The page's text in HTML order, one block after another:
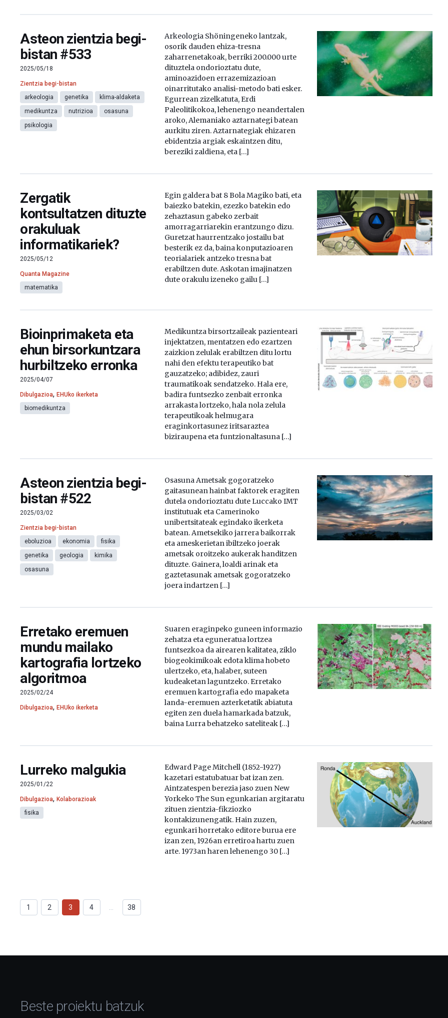
Asteon zientzia begi-
bistan #533
2025/05/18
Zientzia begi-bistan
arkeologia
genetika
klima-aldaketa
medikuntza
nutrizioa
osasuna
psikologia
Arkeologia Shöningeneko lantzak,
osorik dauden ehiza-tresna
zaharrenetakoak, berriki 200.000 urte
dituztela ondorioztatu dute,
aminoazidoen errazemizazioan
oinarritutako analisi-metodo bati esker.
Egurrean zizelkatuta, Erdi
Paleolitikokoa, lehenengo neandertalen
aroko, Alemaniako aztarnategi batean
aurkitu ziren. Aztarnategiak ehizaren
ebidentzia argiak eskaintzen ditu,
bereziki zaldiena, eta […]
Zergatik
kontsultatzen dituzte
orakuluak
informatikariek?
2025/05/12
Quanta Magazine
matematika
Egin galdera bat 8 Bola Magiko bati, eta
baiezko batekin, ezezko batekin edo
zehaztasun gabeko zerbait
amorragarriarekin erantzungo dizu.
Guretzat haurrentzako jostailu bat
besterik ez da, baina konputazioaren
teorialariek antzeko tresna bat
erabiltzen dute. Askotan imajinatzen
dute orakulu izeneko gailu […]
Bioinprimaketa eta
ehun birsorkuntzara
hurbiltzeko erronka
2025/04/07
Dibulgazioa,EHUko ikerketa
biomedikuntza
Medikuntza birsortzaileak pazienteari
injektatzen, mentatzen edo ezartzen
zaizkion zelulak erabiltzen ditu lortu
nahi den efektu terapeutiko bat
gauzatzeko; adibidez, zauri
traumatikoak sendatzeko. Hala ere,
badira funtsezko zenbait erronka
arrakasta lortzeko, hala nola zelula
terapeutikoak helmugara
eraginkortasunez iritsaraztea
biziraupena eta funtzionaltasuna […]
Asteon zientzia begi-
bistan #522
2025/03/02
Zientzia begi-bistan
eboluzioa
ekonomia
fisika
genetika
geologia
kimika
osasuna
Osasuna Ametsak gogoratzeko
gaitasunean hainbat faktorek eragiten
dutela ondorioztatu dute Luccako IMT
institutuak eta Camerinoko
unibertsitateak egindako ikerketa
batean. Ametsekiko jarrera baikorrak
eta ameskerietan ibiltzeko joerak
ametsak oroitzeko aukerak handitzen
dituzte. Gainera, loaldi arinak eta
gaztetasunak ametsak gogoratzeko
joera indartzen […]
Erretako eremuen
mundu mailako
kartografia lortzeko
algoritmoa
2025/02/24
Dibulgazioa,EHUko ikerketa
Suaren eraginpeko guneen informazio
zehatza eta eguneratua lortzea
funtsezkoa da airearen kalitatea, ziklo
biogeokimikoak edota klima hobeto
ulertzeko, eta, halaber, suteen
kudeaketan laguntzeko. Erretako
eremuen kartografia edo mapaketa
landa-eremuen azterketatik abiatuta
egiten zen duela hamarkada batzuk,
baina Lurra behatzeko sateliteak […]
Lurreko malgukia
2025/01/22
Dibulgazioa,Kolaborazioak
fisika
Edward Page Mitchell (1852-1927)
kazetari estatubatuar bat izan zen.
Aintzatespen berezia jaso zuen New
Yorkeko The Sun egunkarian argitaratu
zituen zientzia-fikziozko
kontakizunengatik. Hain zuzen,
egunkari horretako editore burua ere
izan zen, 1926an erretiroa hartu zuen
arte. 1973an haren lehenengo 30 […]
1 2 3 4 38
Beste proiektu batzuk